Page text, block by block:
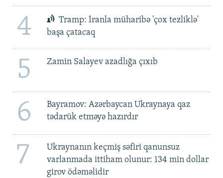
4
Tramp: İranla müharibə 'çox tezliklə'
başa çatacaq
5 Zamin Salayev azadlığa çıxıb
6
Bayramov: Azərbaycan Ukraynaya qaz
tədarük etməyə hazırdır
7
Ukraynanın keçmiş səfiri qanunsuz
varlanmada ittiham olunur: 134 min dollar
girov ödəməlidir